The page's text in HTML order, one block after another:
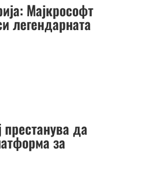
Мајкрософт
легендарната
да
за